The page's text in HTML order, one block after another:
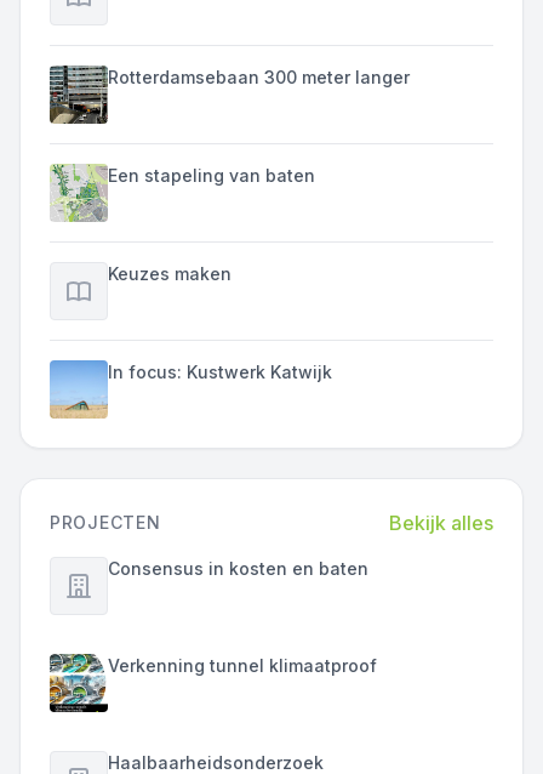
Rotterdamsebaan 300 meter langer
Een stapeling van baten
Keuzes maken
In focus: Kustwerk Katwijk
PROJECTEN Bekijk alles
Consensus in kosten en baten
Verkenning tunnel klimaatproof
Haalbaarheidsonderzoek